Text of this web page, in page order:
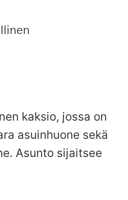
kaksio, jossa on
asuinhuone sekä
Asunto sijaitsee